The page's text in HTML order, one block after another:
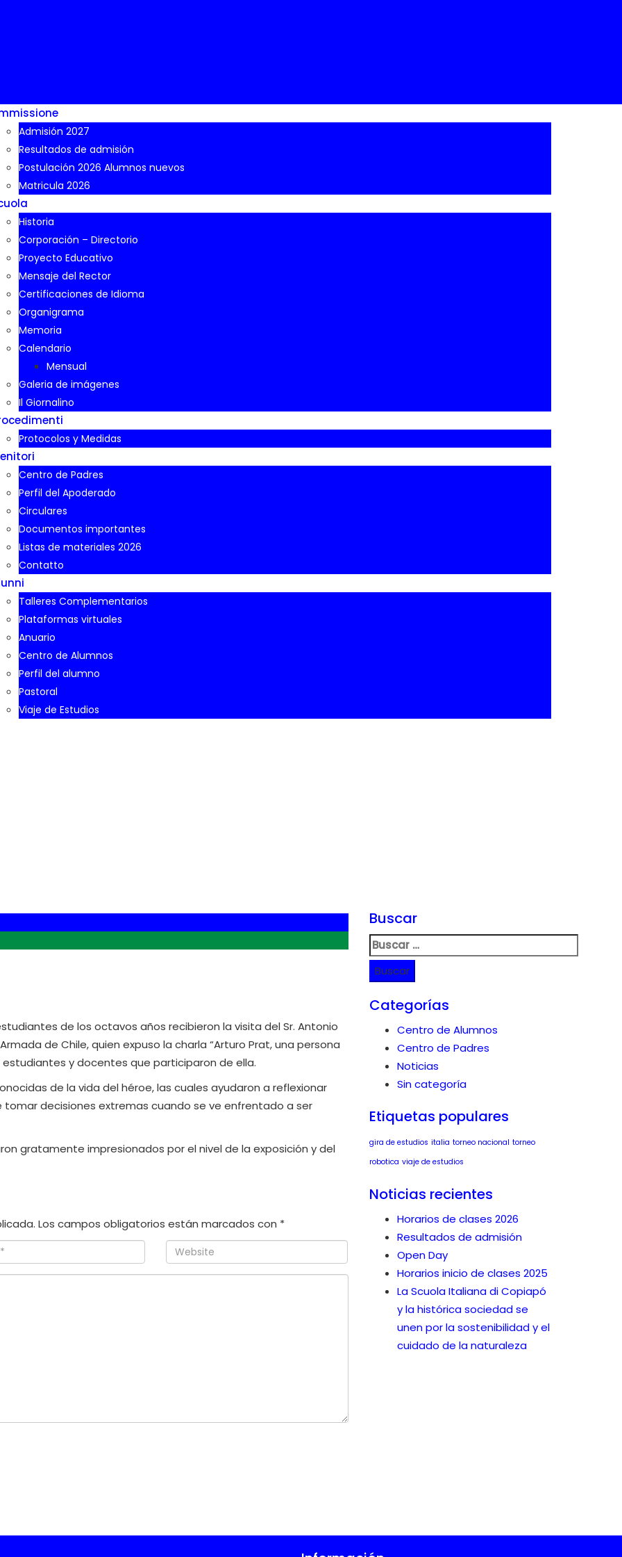
Admisión 2027
Resultados de admisión
Postulación 2026 Alumnos nuevos
Matricula 2026
Historia
Corporación – Directorio
Proyecto Educativo
Mensaje del Rector
Certificaciones de Idioma
Organigrama
Memoria
Calendario
Mensual
Galeria de imágenes
Il Giornalino
Protocolos y Medidas
Centro de Padres
Perfil del Apoderado
Circulares
Documentos importantes
Listas de materiales 2026
Contatto
Talleres Complementarios
Plataformas virtuales
Anuario
Centro de Alumnos
Perfil del alumno
Pastoral
Viaje de Estudios
de los octavos años recibieron la visita del Sr. Antonio
de Chile, quien expuso la charla “Arturo Prat, una persona
y docentes que participaron de ella.
de la vida del héroe, las cuales ayudaron a reflexionar
decisiones extremas cuando se ve enfrentado a ser
gratamente impresionados por el nivel de la exposición y del
Los campos obligatorios están marcados con *
Buscar
Buscar:
Categorías
Centro de Alumnos
Centro de Padres
Noticias
Sin categoría
Etiquetas populares
gira de estudios italia torneo nacional torneo
robotica viaje de estudios
Noticias recientes
Horarios de clases 2026
Resultados de admisión
Open Day
Horarios inicio de clases 2025
La Scuola Italiana di Copiapó
y la histórica sociedad se
unen por la sostenibilidad y el
cuidado de la naturaleza